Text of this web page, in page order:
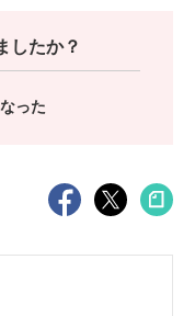
したか？
った